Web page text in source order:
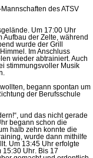
des ATSV
Um 17:00 Uhr
der Zelte, während
wurde der Grill
Im Anschluss
wieder abtrainiert. Auch
stimmungsvoller Musik
begann spontan um
der Berufsschule
und das nicht gerade
begann schon die
halb zehn konnte die
wurde dann mithilfe
Um 13:45 Uhr erfolgte
15:30 Uhr. Bis 17